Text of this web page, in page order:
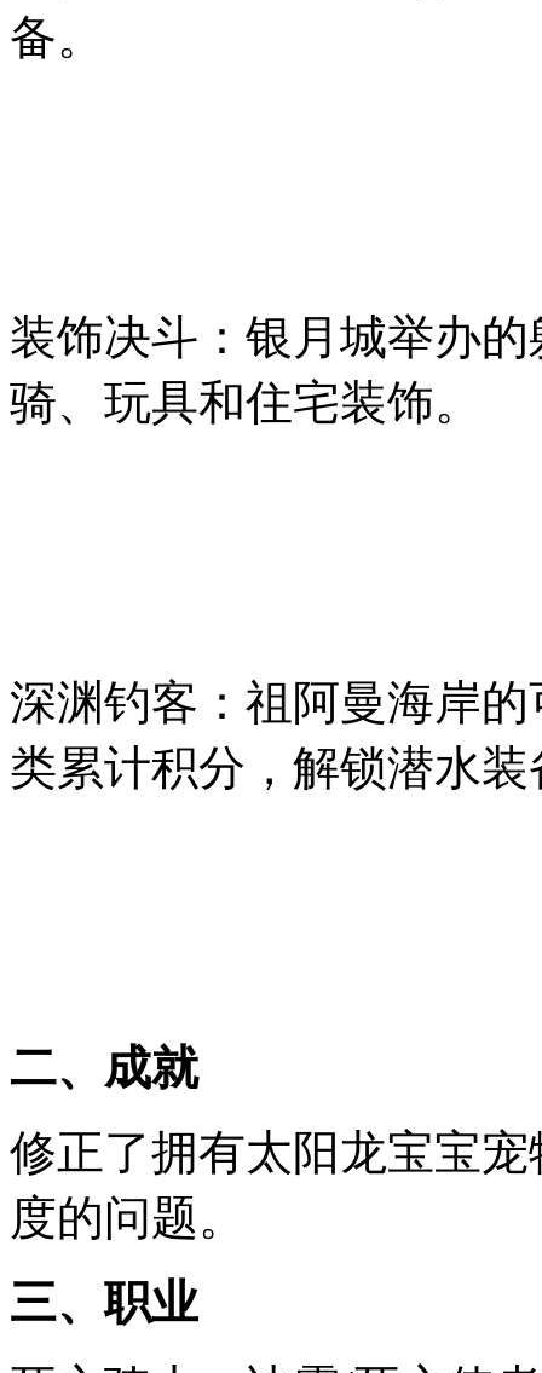
备。
装饰决斗：银月城举办
骑、玩具和住宅装饰。
深渊钓客：祖阿曼海岸
类累计积分，解锁潜水
二、成就
修正了拥有太阳龙宝宝
度的问题。
三、职业